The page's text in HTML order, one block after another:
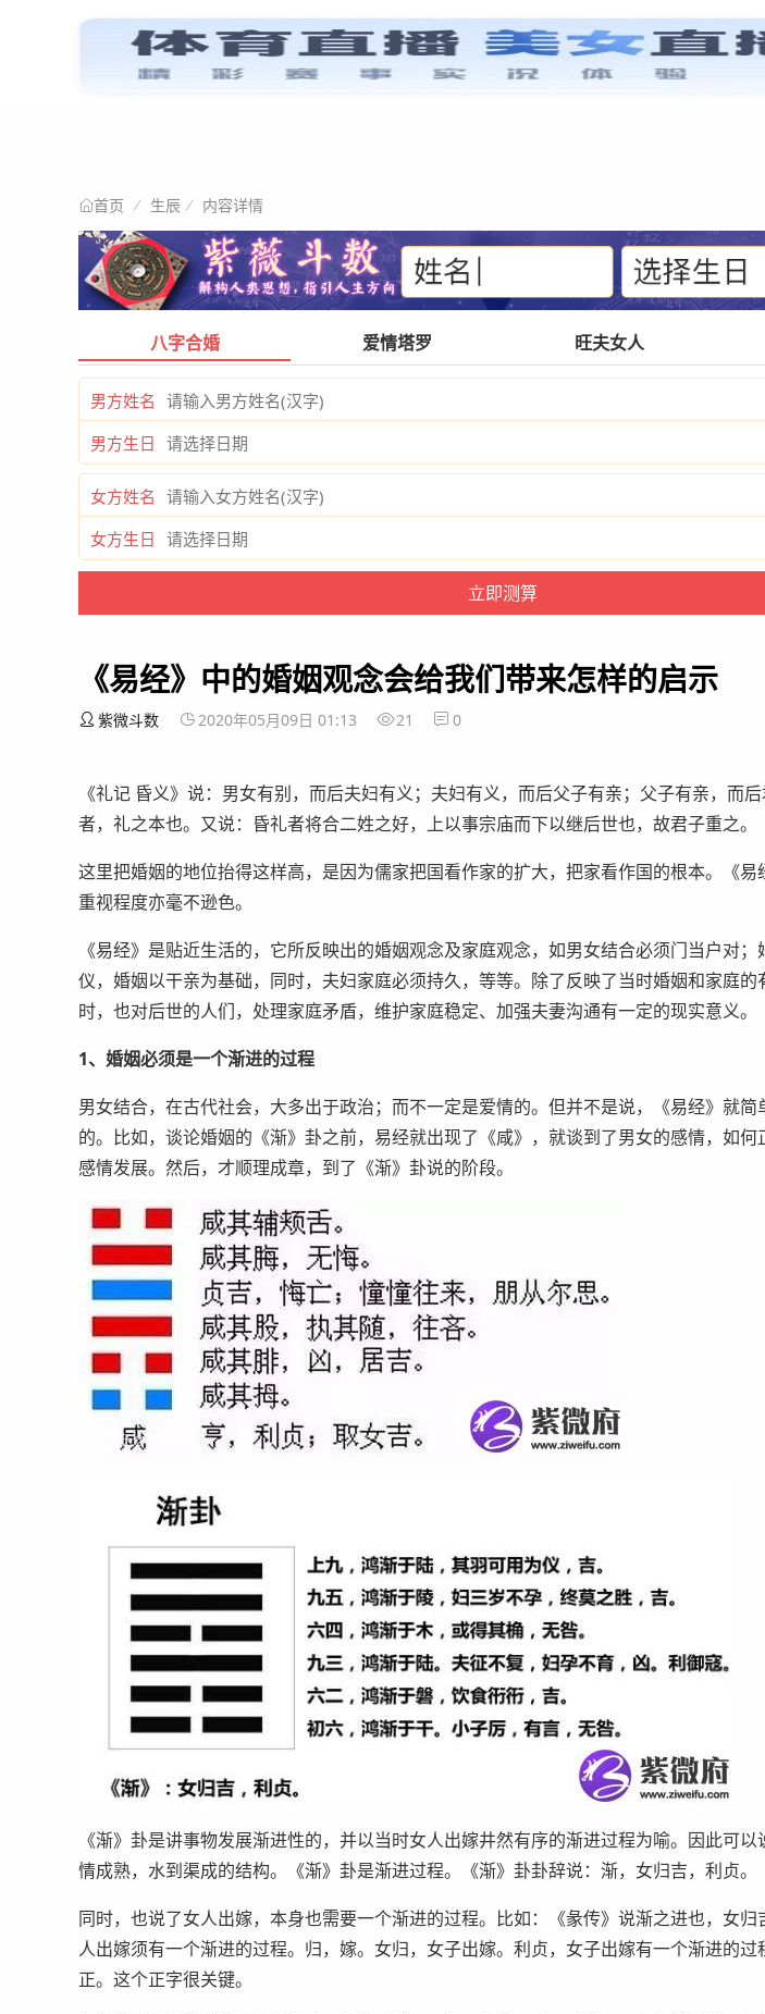
首页 星情阐述 紫微基础 宫位体系
首页 生辰 内容详情
八字合婚 爱情塔罗 旺夫女人
男方姓名
男方生日
女方姓名
女方生日
《易经》中的婚姻观念会给我们带来怎样的启示
紫微斗数 2020年05月09日 01:13 21 0
《礼记 昏义》说：男女有别，而后夫妇有义；夫妇有义，而后父子有亲；父子有亲，而
者，礼之本也。又说：昏礼者将合二姓之好，上以事宗庙而下以继后世也，故君子重之。
这里把婚姻的地位抬得这样高，是因为儒家把国看作家的扩大，把家看作国的根本。《易
重视程度亦毫不逊色。
《易经》是贴近生活的，它所反映出的婚姻观念及家庭观念，如男女结合必须门当户对
仪，婚姻以干亲为基础，同时，夫妇家庭必须持久，等等。除了反映了当时婚姻和家庭的
时，也对后世的人们，处理家庭矛盾，维护家庭稳定、加强夫妻沟通有一定的现实意义。
1、婚姻必须是一个渐进的过程
男女结合，在古代社会，大多出于政治；而不一定是爱情的。但并不是说，《易经》就简
的。比如，谈论婚姻的《渐》卦之前，易经就出现了《咸》，就谈到了男女的感情，如何
感情发展。然后，才顺理成章，到了《渐》卦说的阶段。
《渐》卦是讲事物发展渐进性的，并以当时女人出嫁井然有序的渐进过程为喻。因此可
情成熟，水到渠成的结构。《渐》卦是渐进过程。《渐》卦卦辞说：渐，女归吉，利贞。
同时，也说了女人出嫁，本身也需要一个渐进的过程。比如：《彖传》说渐之进也，女归
人出嫁须有一个渐进的过程。归，嫁。女归，女子出嫁。利贞，女子出嫁有一个渐进的过
正。这个正字很关键。